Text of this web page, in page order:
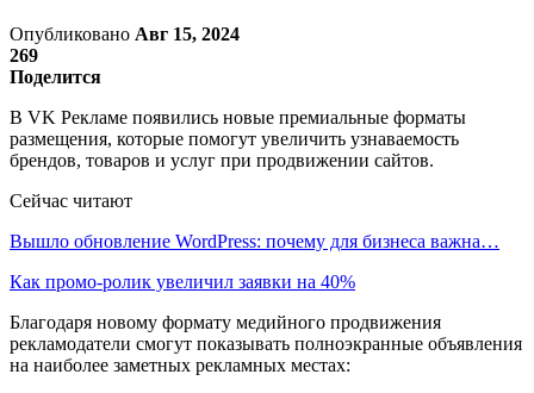
Опубликовано Авг 15, 2024
269
Поделится
В VK Рекламе появились новые премиальные форматы
размещения, которые помогут увеличить узнаваемость
брендов, товаров и услуг при продвижении сайтов.
Сейчас читают
Вышло обновление WordPress: почему для бизнеса важна…
Как промо-ролик увеличил заявки на 40%
Благодаря новому формату медийного продвижения
рекламодатели смогут показывать полноэкранные объявления
на наиболее заметных рекламных местах: